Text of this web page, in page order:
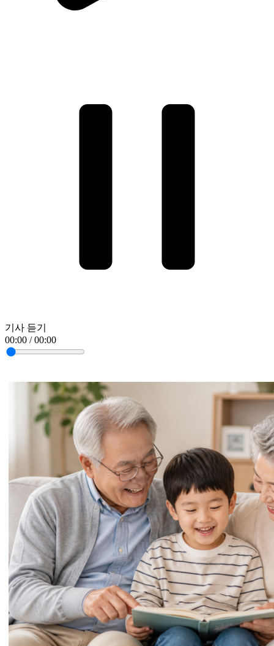
기사 듣기
00:00 / 00:00